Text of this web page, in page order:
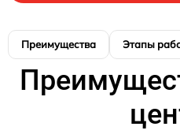
Преимущества Этапы